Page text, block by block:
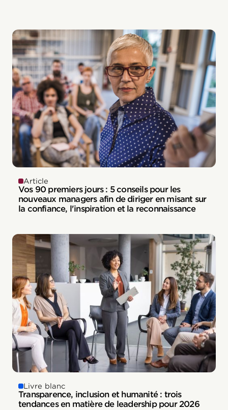
Article
Vos 90 premiers jours : 5 conseils pour les
nouveaux managers afin de diriger en misant sur
la confiance, l'inspiration et la reconnaissance
Livre blanc
Transparence, inclusion et humanité : trois
tendances en matière de leadership pour 2026